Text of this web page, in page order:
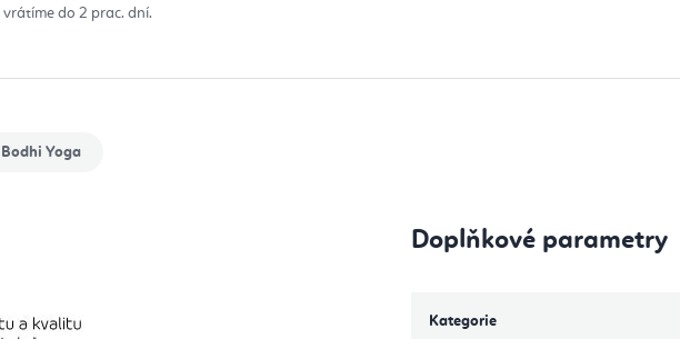
vrátíme do 2 prac. dní.
Bodhi Yoga
Doplňkové parametry
Kategorie